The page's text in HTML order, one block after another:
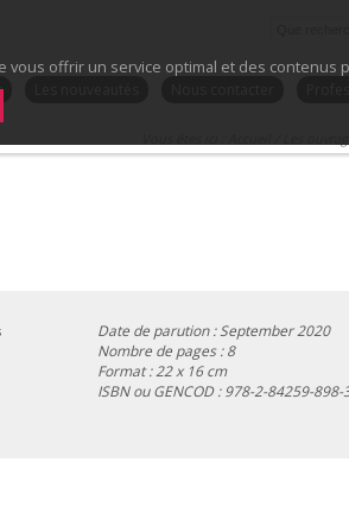
Date de parution : September 2020
Nombre de pages : 8
Format : 22 x 16 cm
ISBN ou GENCOD :978-2-84259-898-
vous offrir un service optimal et des contenus